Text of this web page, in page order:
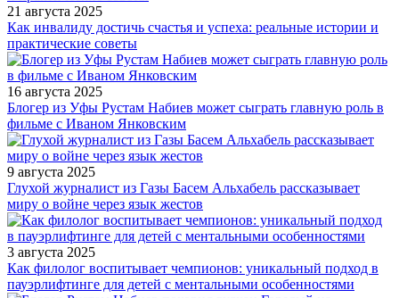
21 августа 2025
Как инвалиду достичь счастья и успеха: реальные истории и
практические советы
16 августа 2025
Блогер из Уфы Рустам Набиев может сыграть главную роль в
фильме с Иваном Янковским
9 августа 2025
Глухой журналист из Газы Басем Альхабель рассказывает
миру о войне через язык жестов
3 августа 2025
Как филолог воспитывает чемпионов: уникальный подход в
пауэрлифтинге для детей с ментальными особенностями